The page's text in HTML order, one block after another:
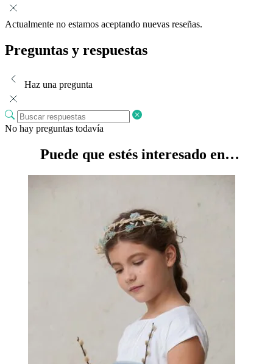
Actualmente no estamos aceptando nuevas reseñas.
Preguntas y respuestas
Haz una pregunta
No hay preguntas todavía
Puede que estés interesado en…